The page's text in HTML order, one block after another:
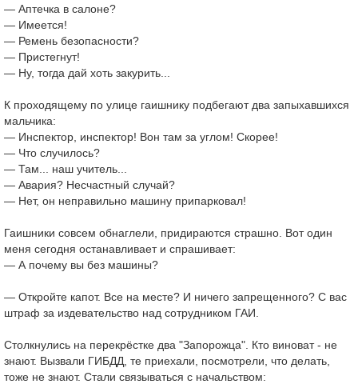
— Аптечка в салоне?
— Имеется!
— Ремень безопасности?
— Пристегнут!
— Ну, тогда дай хоть закурить...
К проходящему по улице гаишнику подбегают два запыхавшихся
мальчика:
— Инспектор, инспектор! Вон там за углом! Скорее!
— Что случилось?
— Там... наш учитель...
— Авария? Несчастный случай?
— Нет, он неправильно машину припарковал!
Гаишники совсем обнаглели, придираются страшно. Вот один
меня сегодня останавливает и спрашивает:
— А почему вы без машины?
— Откройте капот. Все на месте? И ничего запрещенного? С вас
штраф за издевательство над сотрудником ГАИ.
Столкнулись на перекрёстке два "Запорожца". Кто виноват - не
знают. Вызвали ГИБДД, те приехали, посмотрели, что делать,
тоже не знают. Стали связываться с начальством: